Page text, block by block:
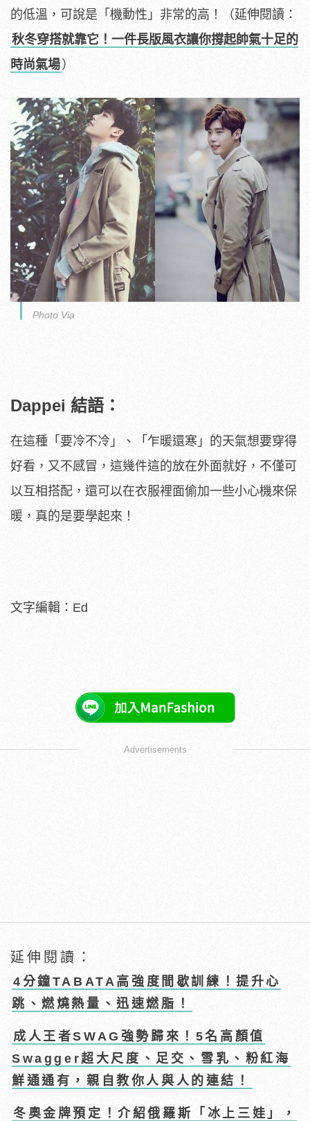
的低溫，可說是「機動性」非常的高！（延伸閱讀：
秋冬穿搭就靠它！一件長版風衣讓你撐起帥氣十足的
時尚氣場）
Photo Via
Dappei 結語：
在這種「要冷不冷」、「乍暖還寒」的天氣想要穿得
好看，又不感冒，這幾件這的放在外面就好，不僅可
以互相搭配，還可以在衣服裡面偷加一些小心機來保
暖，真的是要學起來！
文字編輯：Ed
Advertisements
延伸閱讀：
4分鐘TABATA高強度間歇訓練！提升心
跳、燃燒熱量、迅速燃脂！
成人王者SWAG強勢歸來！5名高顏值
Swagger超大尺度、足交、雪乳、粉紅海
鮮通通有，親自教你人與人的連結！
冬奧金牌預定！介紹俄羅斯「冰上三娃」，